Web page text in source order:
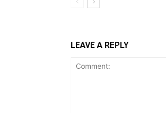
LEAVE A REPLY